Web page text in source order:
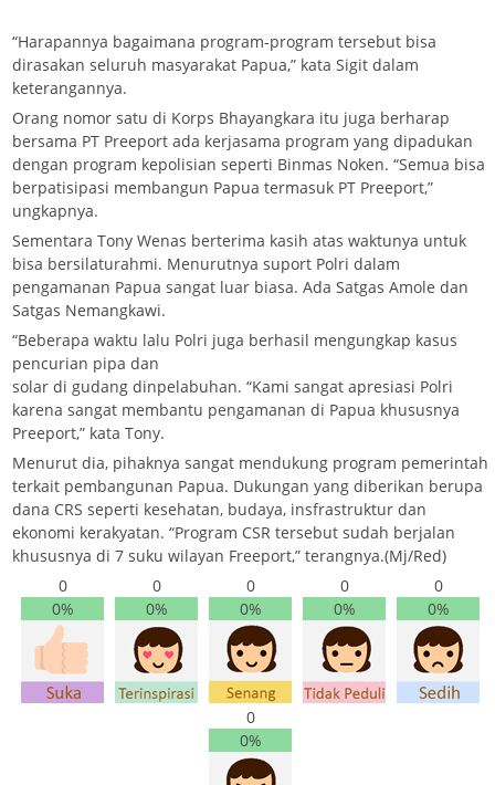
“Harapannya bagaimana program-program tersebut bisa
dirasakan seluruh masyarakat Papua,” kata Sigit dalam
keterangannya.
Orang nomor satu di Korps Bhayangkara itu juga berharap
bersama PT Preeport ada kerjasama program yang dipadukan
dengan program kepolisian seperti Binmas Noken. “Semua bisa
berpatisipasi membangun Papua termasuk PT Preeport,”
ungkapnya.
Sementara Tony Wenas berterima kasih atas waktunya untuk
bisa bersilaturahmi. Menurutnya suport Polri dalam
pengamanan Papua sangat luar biasa. Ada Satgas Amole dan
Satgas Nemangkawi.
“Beberapa waktu lalu Polri juga berhasil mengungkap kasus
pencurian pipa dan
solar di gudang dinpelabuhan. “Kami sangat apresiasi Polri
karena sangat membantu pengamanan di Papua khususnya
Preeport,” kata Tony.
Menurut dia, pihaknya sangat mendukung program pemerintah
terkait pembangunan Papua. Dukungan yang diberikan berupa
dana CRS seperti kesehatan, budaya, insfrastruktur dan
ekonomi kerakyatan. “Program CSR tersebut sudah berjalan
khususnya di 7 suku wilayan Freeport,” terangnya.(Mj/Red)
0
0%
0
0%
0
0%
0
0%
0
0%
0
0%